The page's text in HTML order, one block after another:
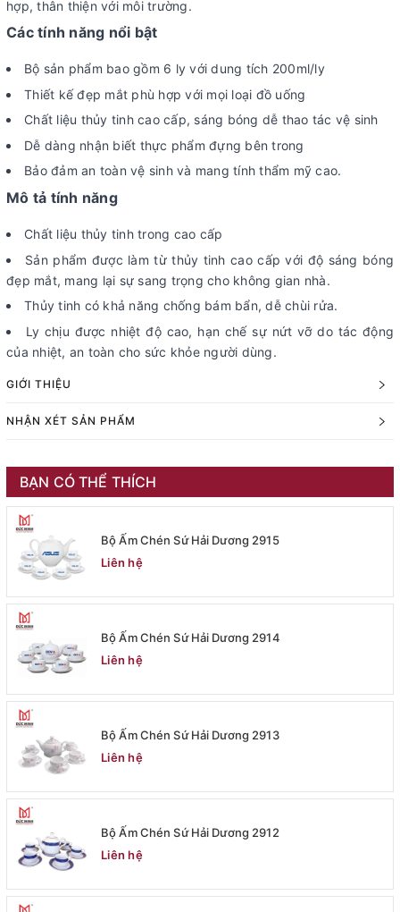
hợp, thân thiện với môi trường.
Các tính năng nổi bật
Bộ sản phẩm bao gồm 6 ly với dung tích 200ml/ly
Thiết kế đẹp mắt phù hợp với mọi loại đồ uống
Chất liệu thủy tinh cao cấp, sáng bóng dễ thao tác vệ sinh
Dễ dàng nhận biết thực phẩm đựng bên trong
Bảo đảm an toàn vệ sinh và mang tính thẩm mỹ cao.
Mô tả tính năng
Chất liệu thủy tinh trong cao cấp
Sản phẩm được làm từ thủy tinh cao cấp với độ sáng bóng
đẹp mắt, mang lại sự sang trọng cho không gian nhà.
Thủy tinh có khả năng chống bám bẩn, dễ chùi rửa.
Ly chịu được nhiệt độ cao, hạn chế sự nứt vỡ do tác động
của nhiệt, an toàn cho sức khỏe người dùng.
GIỚI THIỆU
NHẬN XÉT SẢN PHẨM
BẠN CÓ THỂ THÍCH
Bộ Ấm Chén Sứ Hải Dương 2915
Liên hệ
Bộ Ấm Chén Sứ Hải Dương 2914
Liên hệ
Bộ Ấm Chén Sứ Hải Dương 2913
Liên hệ
Bộ Ấm Chén Sứ Hải Dương 2912
Liên hệ